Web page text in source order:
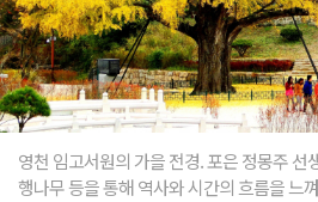
영천 임고서원의 가을 전경. 포은 정몽주 선
행나무 등을 통해 역사와 시간의 흐름을 느